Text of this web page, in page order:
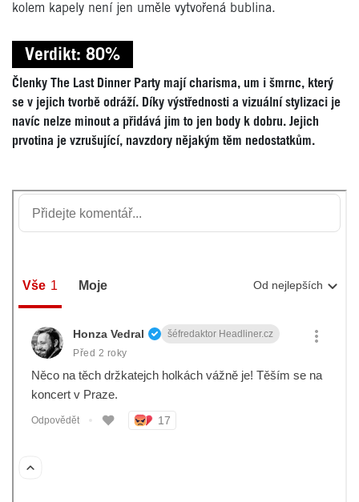
kolem kapely není jen uměle vytvořená bublina.
Verdikt: 80%
Členky The Last Dinner Party mají charisma, um i šmrnc, který
se v jejich tvorbě odráží. Díky výstřednosti a vizuální stylizaci je
navíc nelze minout a přidává jim to jen body k dobru. Jejich
prvotina je vzrušující, navzdory nějakým těm nedostatkům.